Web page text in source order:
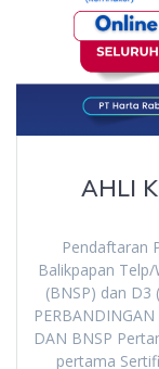
AHLI
Pendaftaran
Balikpapan
(BNSP) dan D3
DAN BNSP
pertama